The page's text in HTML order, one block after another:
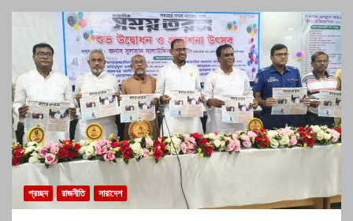
প্রচ্ছদ রাজনীতি সারাদেশ